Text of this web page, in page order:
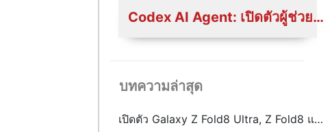
Codex AI Agent: เปิดตัวผู้ช่วยอัจฉริยะที่จะเปลี่ยนวงการพัฒนาไปตลอดกาล
บทความล่าสุด
เปิดตัว Galaxy Z Fold8 Ultra, Z Fold8 และ Z Flip8: เมื่อสมาร์ตโฟนจอพับไม่ได้มีคำตอบเพียงรูปแบบเดียว